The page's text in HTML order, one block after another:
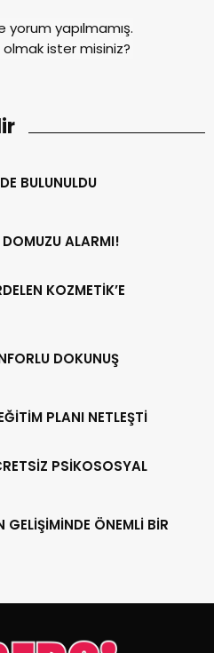
yorum yapılmamış.
ister misiniz?
BULUNULDU
ALARMI!
KOZMETİK’E
DOKUNUŞ
PLANI NETLEŞTİ
PSİKOSOSYAL
ÖNEMLİ BİR